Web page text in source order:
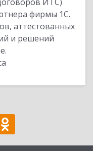
фирмы 1С.
аттестованных
и решений